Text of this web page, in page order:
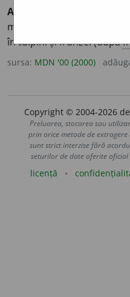
ALISMATAC
monocotiledonate
în tulpini și frunze. (după
sursa: MDN '00 (2000)
Copyright © 2004-2026
Preluarea, stocarea sau
prin orice metode de
sunt strict interzise fără
seturilor de date oferite oficial
licență